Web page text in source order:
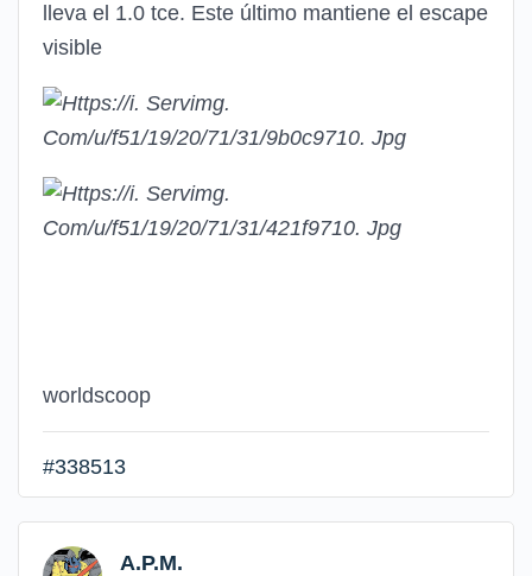
lleva el 1.0 tce. Este último mantiene el escape
visible
worldscoop
#338513
A.P.M.